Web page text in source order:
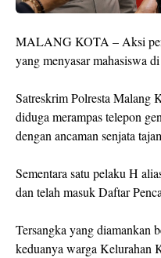
MALANG KOTA – Aksi
yang menyasar mahasiswa
Satreskrim Polresta Malang
diduga merampas telepon
dengan ancaman senjata
Sementara satu pelaku H
dan telah masuk Daftar
Tersangka yang diamankan
keduanya warga Kelurahan